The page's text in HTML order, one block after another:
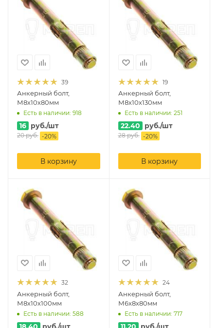
39
Анкерный болт,
М8х10х80мм
Есть в наличии: 918
16 руб./шт
20руб. -20%
В корзину
19
Анкерный болт,
М8х10х130мм
Есть в наличии: 251
22.40 руб./шт
28руб. -20%
В корзину
32
Анкерный болт,
М8х10х100мм
Есть в наличии: 588
24
Анкерный болт,
М6х8х80мм
Есть в наличии: 717